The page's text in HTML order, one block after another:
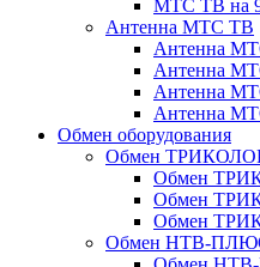
МТС ТВ на
Антенна МТС ТВ
Антенна
Антенна
Антенна
Антенна
Обмен оборудования
Обмен
Обмен
Обмен
Обмен
Обмен НТВ-